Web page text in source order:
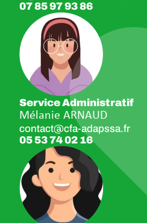
07 85 97 93 86
Service Administratif
Mélanie ARNAUD
contact@cfa-adapssa.fr
05 53 74 02 16